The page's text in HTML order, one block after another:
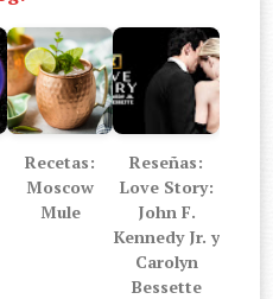
Recetas:
Moscow
Mule
Reseñas:
Love Story:
John F.
Kennedy Jr. y
Carolyn
Bessette